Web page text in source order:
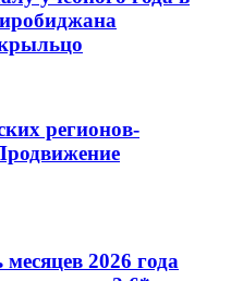
регионов-
2026 года